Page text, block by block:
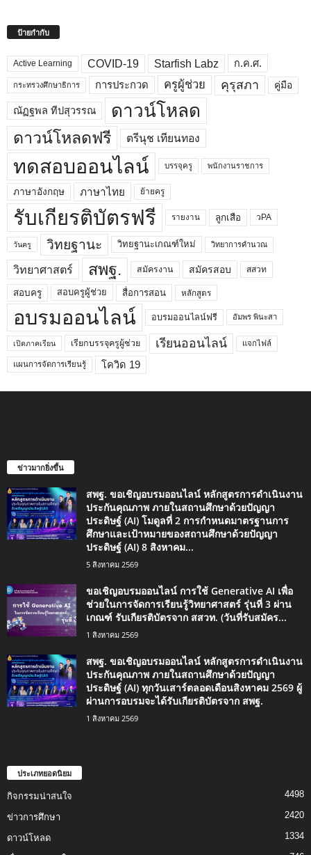
ป้ายกำกับ
Active Learning COVID-19 Starfish Labz ก.ค.ศ.
กระทรวงศึกษาธิการ การประกวด ครูผู้ช่วย คุรุสภา คู่มือ
ณัฏฐพล ทีปสุวรรณ ดาวน์โหลด
ดาวน์โหลดฟรี ตรีนุช เทียนทอง
ทดสอบออนไลน์ บรรจุครู พนักงานราชการ
ภาษาอังกฤษ ภาษาไทย ย้ายครู
รับเกียรติบัตรฟรี รายงาน ลูกเสือ วPA
วันครู วิทยฐานะ วิทยฐานะเกณฑ์ใหม่ วิทยาการคำนวณ
วิทยาศาสตร์ สพฐ. สมัครงาน สมัครสอบ สสวท
สอบครู สอบครูผู้ช่วย สื่อการสอน หลักสูตร
อบรมออนไลน์ อบรมออนไลน์ฟรี อัมพร พินะสา
เปิดภาคเรียน เรียกบรรจุครูผู้ช่วย เรียนออนไลน์ แจกไฟล์
แผนการจัดการเรียนรู้ โควิด 19
ข่าวมากยิ่งขึ้น
สพฐ. ขอเชิญอบรมออนไลน์ หลักสูตรการดำเนินงาน
ประกันคุณภาพ ภายในสถานศึกษาด้วยปัญญา
ประดิษฐ์ (AI) โมดูลที่ 2 การกำหนดมาตรฐานการ
ศึกษาและเป้าหมายของสถานศึกษาด้วยปัญญา
ประดิษฐ์ (AI) 8 สิงหาคม...
5 สิงหาคม 2569
ขอเชิญอบรมออนไลน์ การใช้ Generative AI เพื่อ
ช่วยในการจัดการเรียนรู้วิทยาศาสตร์ รุ่นที่ 3 ผ่าน
เกณฑ์ รับเกียรติบัตรจาก สสวท. (วันที่รับสมัคร...
1 สิงหาคม 2569
สพฐ. ขอเชิญอบรมออนไลน์ หลักสูตรการดำเนินงาน
ประกันคุณภาพ ภายในสถานศึกษาด้วยปัญญา
ประดิษฐ์ (AI) ทุกวันเสาร์ตลอดเดือนสิงหาคม 2569 ผู้
ผ่านการอบรมจะได้รับเกียรติบัตรจาก สพฐ.
1 สิงหาคม 2569
ประเภทยอดนิยม
กิจกรรมน่าสนใจ 4498
ข่าวการศึกษา 2420
ดาวน์โหลด 1334